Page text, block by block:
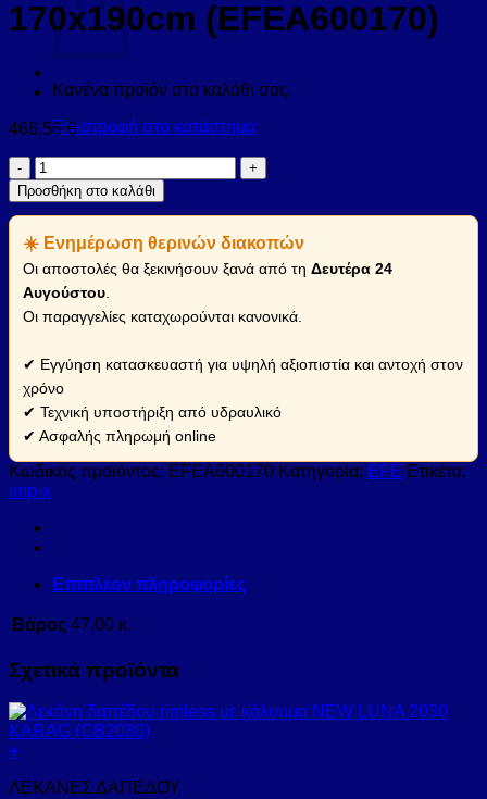
Κανένα προϊόν στο καλάθι σας.
Επιστροφή στο κατάστημα
170x190cm (EFEA600170)
466,56€
Καμπίνα
από
τοίχο
τοίχο
με
διάφανο
κρύσταλλο
EFE
Silver
KARAG
170x190cm
(EFEA600170)
ποσότητα
Προσθήκη στο καλάθι
☀️ Ενημέρωση θερινών διακοπών
Οι αποστολές θα ξεκινήσουν ξανά από τη Δευτέρα 24
Αυγούστου
Οι παραγγελίες καταχωρούνται κανονικά.
✔ Εγγύηση κατασκευαστή για υψηλή αξιοπιστία και αντοχή στον
χρόνο
✔ Τεχνική υποστήριξη από υδραυλικό
✔ Ασφαλής πληρωμή online
Κωδικός προϊόντος: EFEA600170 Κατηγορία: EFE Ετικέτα:
imp-x
Επιπλέον πληροφορίες
Βάρος 47,00 κ.
Σχετικά προϊόντα
+
ΛΕΚΑΝΕΣ ΔΑΠΕΔΟΥ